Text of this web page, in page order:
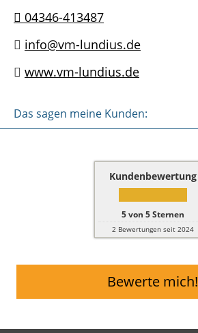
04346-413487
info@vm-lundius.de
www.vm-lundius.de
Das sagen meine Kunden:
Kundenbewertung
5von 5Sternen
2 Bewertungen seit 2024
Bewerte mich!